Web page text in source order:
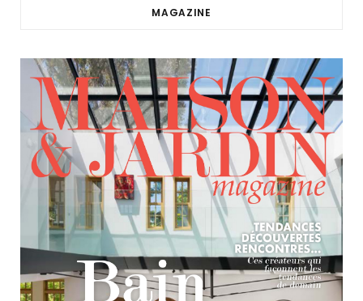
MAGAZINE